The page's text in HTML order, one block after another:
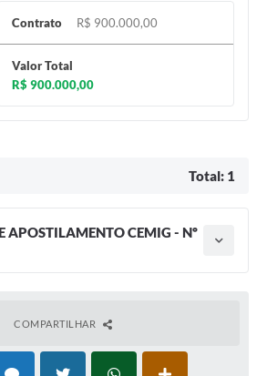
Contrato
R$ 900.000,00
Valor Total
R$ 900.000,00
Total: 1
APOSTILAMENTO CEMIG - Nº
de Apostilamento
2027
COMPARTILHAR